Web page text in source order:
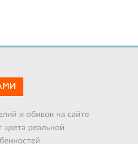
и обивок на сайте
цвета реальной